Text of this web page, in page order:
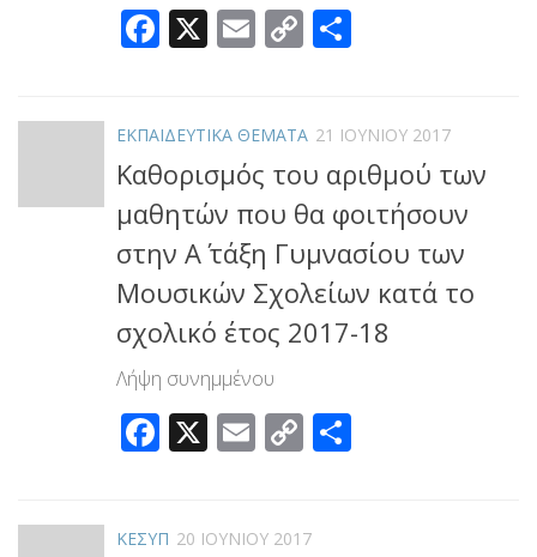
Facebook
X Email
Copy
Link
ΕΚΠΑΙΔΕΥΤΙΚΑ ΘΕΜΑΤΑ 21 ΙΟΥΝΊΟΥ 2017
Καθορισμός του αριθμού των
μαθητών που θα φοιτήσουν
στην Α΄ τάξη Γυμνασίου των
Μουσικών Σχολείων κατά το
σχολικό έτος 2017-18
Λήψη συνημμένου
Facebook
X Email
Copy
ΚΕΣΥΠ 20 ΙΟΥΝΊΟΥ 2017